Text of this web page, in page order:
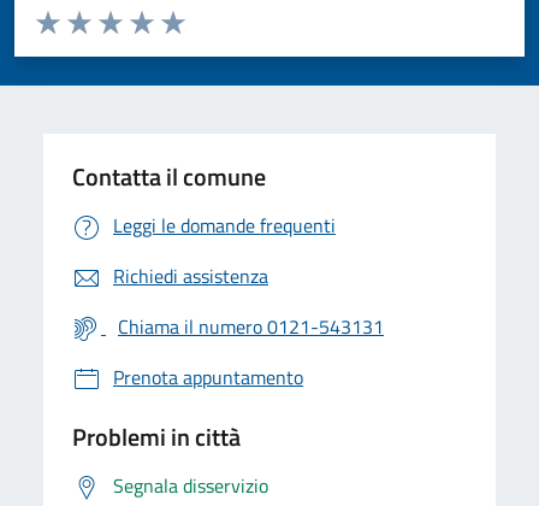
Valuta da 1 a 5 stelle la pagina
Valuta 5 stelle su 5
Valuta 4 stelle su 5
Valuta 3 stelle su 5
Valuta 2 stelle su 5
Valuta 1 stelle su 5
Contatta il comune
Leggi le domande frequenti
Richiedi assistenza
Chiama il numero 0121-543131
Prenota appuntamento
Problemi in città
Segnala disservizio